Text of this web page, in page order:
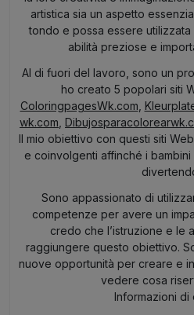
artistica sia un aspetto
tondo e possa essere
abilità preziose e
Al di fuori del lavoro, sono un
ho creato 5 popolari siti
ColoringpagesWk.com
wk.com
Il mio obiettivo con questi siti
e coinvolgenti affinché i
Sono appassionato di
competenze per avere un
credo che l’istruzione e le
raggiungere questo obiettivo.
nuove opportunità per creare e
vedere cosa
Informazioni di